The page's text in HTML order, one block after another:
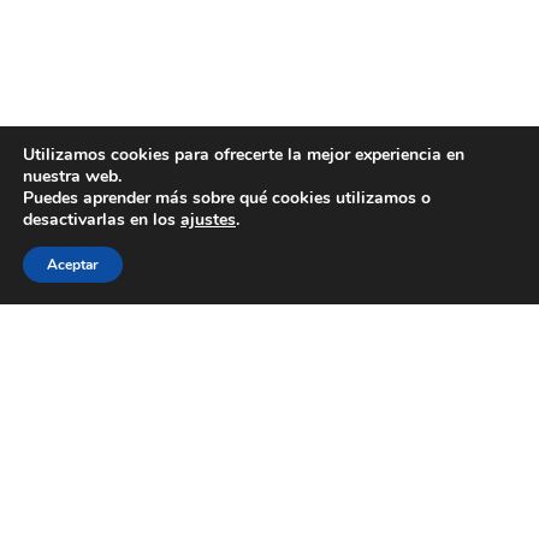
Utilizamos cookies para ofrecerte la mejor experiencia en
nuestra web.
Puedes aprender más sobre qué cookies utilizamos o
desactivarlas en los ajustes.
Aceptar